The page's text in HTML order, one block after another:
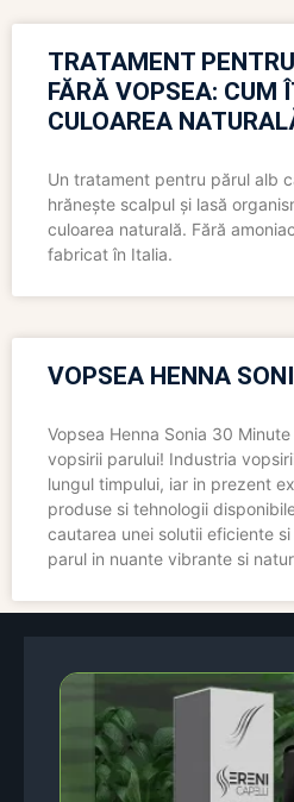
TRATAMENT
FĂRĂ VOPSEA: CUM
CULOAREA
Un tratament pentru părul alb
hrănește scalpul și lasă
culoarea naturală. Fără
fabricat în Italia.
VOPSEA HENNA
Vopsea Henna Sonia 30
vopsirii parului! Industria
lungul timpului, iar in prezent
produse si tehnologii
cautarea unei solutii eficiente
parul in nuante vibrante si